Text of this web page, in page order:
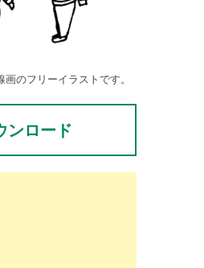
のフリーイラストです。
ンロード